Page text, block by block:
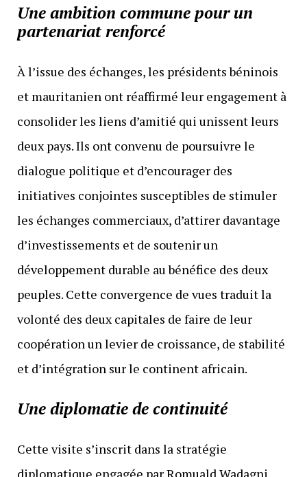
Une ambition commune pour un
partenariat renforcé
À l’issue des échanges, les présidents béninois
et mauritanien ont réaffirmé leur engagement à
consolider les liens d’amitié qui unissent leurs
deux pays. Ils ont convenu de poursuivre le
dialogue politique et d’encourager des
initiatives conjointes susceptibles de stimuler
les échanges commerciaux, d’attirer davantage
d’investissements et de soutenir un
développement durable au bénéfice des deux
peuples. Cette convergence de vues traduit la
volonté des deux capitales de faire de leur
coopération un levier de croissance, de stabilité
et d’intégration sur le continent africain.
Une diplomatie de continuité
Cette visite s’inscrit dans la stratégie
diplomatique engagée par Romuald Wadagni